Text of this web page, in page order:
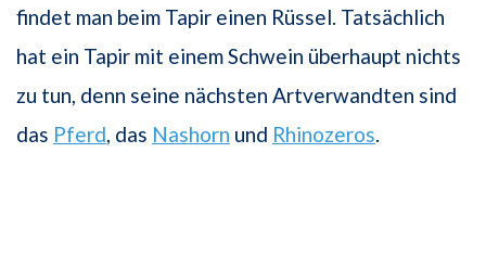
findet man beim Tapir einen Rüssel. Tatsächlich
hat ein Tapir mit einem Schwein überhaupt nichts
zu tun, denn seine nächsten Artverwandten sind
das Pferd, das Nashorn und Rhinozeros.